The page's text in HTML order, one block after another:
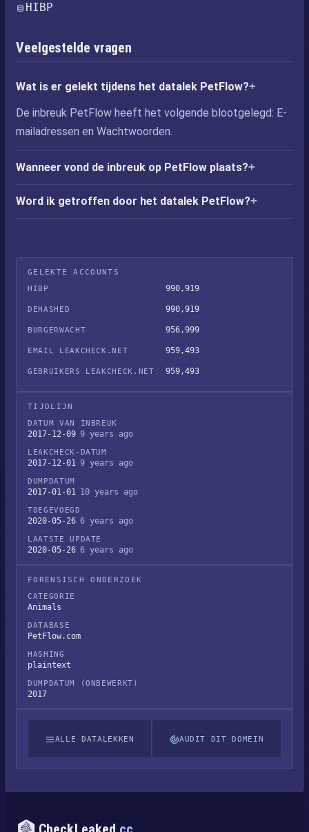
HIBP
Veelgestelde vragen
Wat is er gelekt tijdens het datalek PetFlow?
De inbreuk PetFlow heeft het volgende blootgelegd: E-
mailadressen en Wachtwoorden.
Wanneer vond de inbreuk op PetFlow plaats?
Word ik getroffen door het datalek PetFlow?
GELEKTE ACCOUNTS
HIBP
990,919
DEHASHED 990,919
BURGERWACHT 956,999
EMAIL LEAKCHECK.NET 959,493
GEBRUIKERS LEAKCHECK.NET 959,493
TIJDLIJN
DATUM VAN INBREUK
2017-12-09 9 years ago
LEAKCHECK-DATUM
2017-12-01 9 years ago
DUMPDATUM
2017-01-01 10 years ago
TOEGEVOEGD
2020-05-26 6 years ago
LAATSTE UPDATE
2020-05-26 6 years ago
FORENSISCH ONDERZOEK
CATEGORIE
Animals
DATABASE
PetFlow.com
HASHING
plaintext
DUMPDATUM (ONBEWERKT)
2017
ALLE DATALEKKEN AUDIT DIT DOMEIN